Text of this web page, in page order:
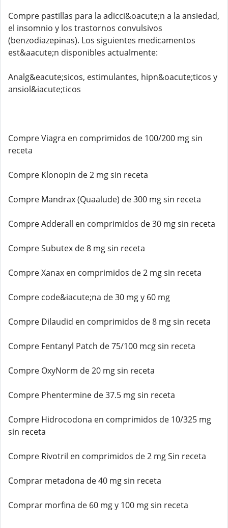
Compre pastillas para la adicci&oacute;n a la ansiedad,
el insomnio y los trastornos convulsivos
(benzodiazepinas). Los siguientes medicamentos
est&aacute;n disponibles actualmente:
Analg&eacute;sicos, estimulantes, hipn&oacute;ticos y
ansiol&iacute;ticos
Compre Viagra en comprimidos de 100/200 mg sin
receta
Compre Klonopin de 2 mg sin receta
Compre Mandrax (Quaalude) de 300 mg sin receta
Compre Adderall en comprimidos de 30 mg sin receta
Compre Subutex de 8 mg sin receta
Compre Xanax en comprimidos de 2 mg sin receta
Compre code&iacute;na de 30 mg y 60 mg
Compre Dilaudid en comprimidos de 8 mg sin receta
Compre Fentanyl Patch de 75/100 mcg sin receta
Compre OxyNorm de 20 mg sin receta
Compre Phentermine de 37.5 mg sin receta
Compre Hidrocodona en comprimidos de 10/325 mg
sin receta
Compre Rivotril en comprimidos de 2 mg Sin receta
Comprar metadona de 40 mg sin receta
Comprar morfina de 60 mg y 100 mg sin receta